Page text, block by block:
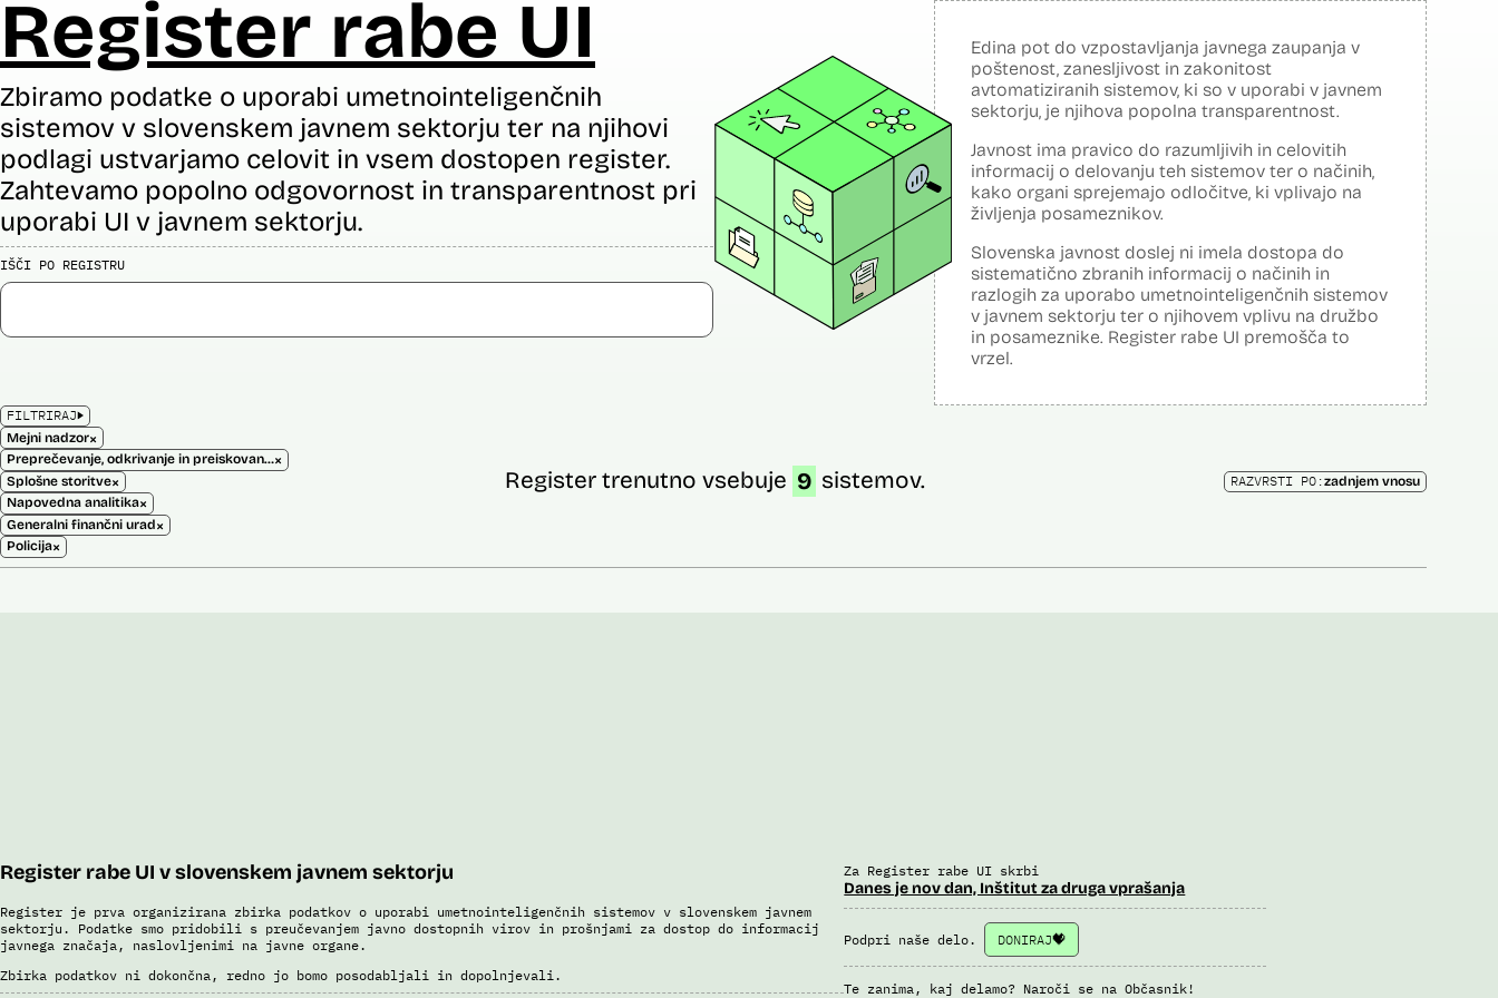
Register rabe UI
Zbiramo podatke o uporabi umetnointeligenčnih
sistemov v slovenskem javnem sektorju ter na njihovi
podlagi ustvarjamo celovit in vsem dostopen register.
Zahtevamo popolno odgovornost in transparentnost pri
uporabi UI v javnem sektorju.
IŠČI PO REGISTRU
Edina pot do vzpostavljanja javnega zaupanja v
poštenost, zanesljivost in zakonitost
avtomatiziranih sistemov, ki so v uporabi v javnem
sektorju, je njihova popolna transparentnost.
Javnost ima pravico do razumljivih in celovitih
informacij o delovanju teh sistemov ter o načinih,
kako organi sprejemajo odločitve, ki vplivajo na
življenja posameznikov.
Slovenska javnost doslej ni imela dostopa do
sistematično zbranih informacij o načinih in
razlogih za uporabo umetnointeligenčnih sistemov
v javnem sektorju ter o njihovem vplivu na družbo
in posameznike. Register rabe UI premošča to
vrzel.
FILTRIRAJ
Mejni nadzor×
Preprečevanje, odkrivanje in preiskovanje kaznivih dejanj×
Splošne storitve×
Napovedna analitika×
Generalni finančni urad×
Policija×
Register trenutno vsebuje 9 sistemov. RAZVRSTI PO:zadnjem vnosu
Register rabe UI v slovenskem javnem sektorju
Register je prva organizirana zbirka podatkov o uporabi umetnointeligenčnih sistemov v slovenskem javnem
sektorju. Podatke smo pridobili s preučevanjem javno dostopnih virov in prošnjami za dostop do informacij
javnega značaja, naslovljenimi na javne organe.
Zbirka podatkov ni dokončna, redno jo bomo posodabljali in dopolnjevali.
Za Register rabe UI skrbi
Danes je nov dan, Inštitut za druga vprašanja
Podpri naše delo. DONIRAJ
Te zanima, kaj delamo? Naroči se na Občasnik!